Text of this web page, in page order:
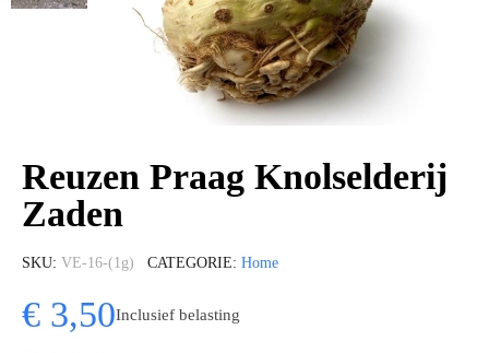
Reuzen Praag Knolselderij
Zaden
SKU VE-16-(1g) CATEGORIE Home
€ 3,50Inclusief belasting